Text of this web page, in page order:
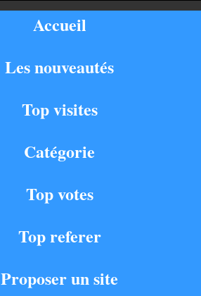
Accueil
Les nouveautés
Top visites
Catégorie
Top votes
Top referer
Proposer un site